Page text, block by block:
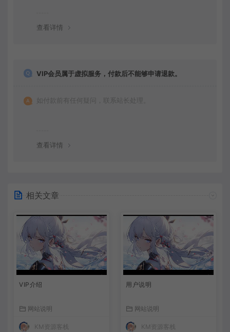
查看详情
VIP会员属于虚拟服务，付款后不能够申请退款。
如付款前有任何疑问，联系站长处理。
查看详情
相关文章
VIP介绍
网站说明
KM资源客栈
用户说明
网站说明
KM资源客栈